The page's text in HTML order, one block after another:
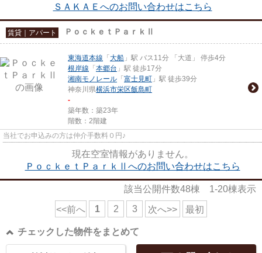
ＳＡＫＡＥへのお問い合わせはこちら
賃貸｜アパート ＰｏｃｋｅｔＰａｒｋⅡ
東海道本線 「 大船 」駅 バス11分 「大道」 停歩4分
根岸線 「 本郷台 」駅 徒歩17分
湘南モノレール 「 富士見町 」駅 徒歩39分
神奈川県横浜市栄区飯島町
-
築年数：築23年
階数：2階建
当社でお申込みの方は仲介手数料０円♪
現在空室情報がありません。
ＰｏｃｋｅｔＰａｒｋⅡへのお問い合わせはこちら
該当公開件数48棟 1-20棟表示
<<前へ 1 2 3 次へ>> 最初
チェックした物件をまとめて